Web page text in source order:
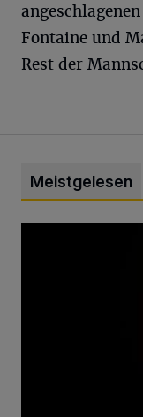
Fontaine und
Rest der
Meistgelesen